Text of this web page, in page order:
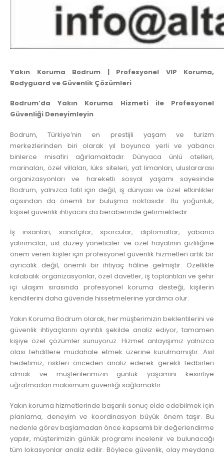
Yakın Koruma Bodrum | Profesyonel VIP Koruma,
Bodyguard ve Güvenlik Çözümleri
Bodrum’da Yakın Koruma Hizmeti ile Profesyonel
Güvenliği Deneyimleyin
Bodrum, Türkiye’nin en prestijli yaşam ve turizm
merkezlerinden biri olarak yıl boyunca yerli ve yabancı
binlerce misafiri ağırlamaktadır. Dünyaca ünlü otelleri,
marinaları, özel villaları, lüks siteleri, yat limanları, uluslararası
organizasyonları ve hareketli sosyal yaşamı sayesinde
Bodrum, yalnızca tatil için değil, iş dünyası ve özel etkinlikler
açısından da önemli bir buluşma noktasıdır. Bu yoğunluk,
kişisel güvenlik ihtiyacını da beraberinde getirmektedir.
İş insanları, sanatçılar, sporcular, diplomatlar, yabancı
yatırımcılar, üst düzey yöneticiler ve özel hayatının gizliliğine
önem veren kişiler için profesyonel güvenlik hizmetleri artık bir
ayrıcalık değil, önemli bir ihtiyaç hâline gelmiştir. Özellikle
kalabalık organizasyonlar, özel davetler, iş toplantıları ve şehir
içi ulaşım sırasında profesyonel koruma desteği, kişilerin
kendilerini daha güvende hissetmelerine yardımcı olur.
Yakın Koruma Bodrum olarak, her müşterimizin beklentilerini ve
güvenlik ihtiyaçlarını ayrıntılı şekilde analiz ediyor, tamamen
kişiye özel çözümler sunuyoruz. Hizmet anlayışımız yalnızca
olası tehditlere müdahale etmek üzerine kurulmamıştır. Asıl
hedefimiz, riskleri önceden analiz ederek gerekli tedbirleri
almak ve müşterilerimizin günlük yaşamını kesintiye
uğratmadan maksimum güvenliği sağlamaktır.
Yakın koruma hizmetlerinde başarılı sonuç elde edebilmek için
planlama, deneyim ve koordinasyon büyük önem taşır. Bu
nedenle görev başlamadan önce kapsamlı bir değerlendirme
yapılır, müşterimizin günlük programı incelenir ve bulunacağı
tüm lokasyonlar analiz edilir. Böylece güvenlik, olay meydana